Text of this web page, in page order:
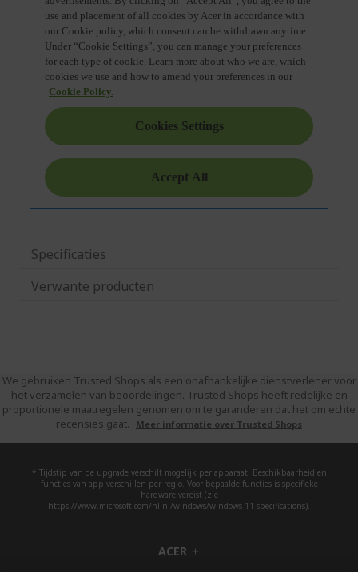
Specificaties
Verwante producten
We gebruiken Trusted Shops als een onafhankelijke dienstverlener voor
het verzamelen van beoordelingen. Trusted Shops heeft redelijke en
proportionele maatregelen genomen om te garanderen dat het om echte
recensies gaat.
Meer informatie over Trusted Shops
* Tijdstip van de upgrade verschilt mogelijk per apparaat. Beschikbaarheid en
functies van app verschillen per regio. Voor bepaalde functies is specifieke
hardware vereist (zie
https://www.microsoft.com/nl-nl/windows/windows-11-specifications).
ACER h
i